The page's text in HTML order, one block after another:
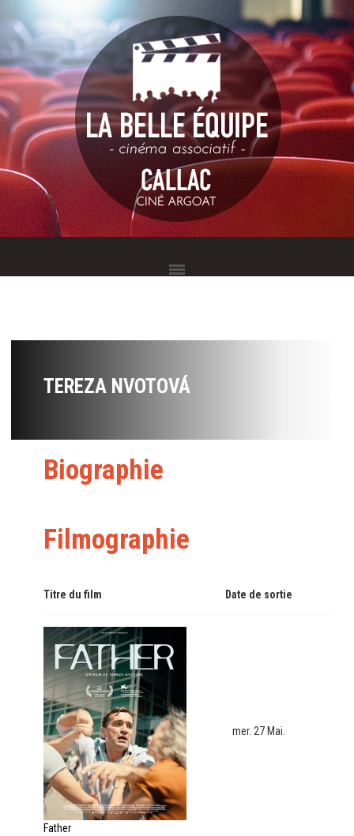
TEREZA NVOTOVÁ
Biographie
Filmographie
Titre du film Date de sortie
Father
mer. 27 Mai.